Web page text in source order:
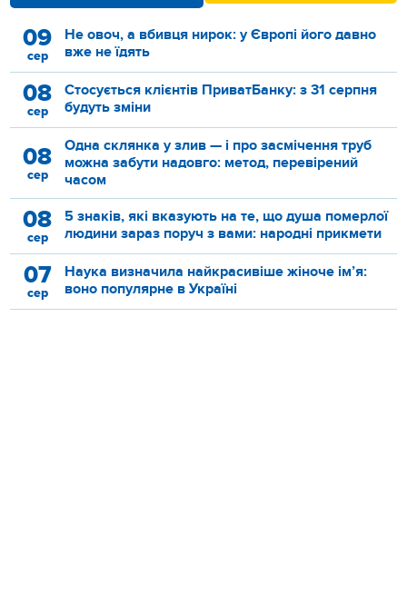
09
сер
Не овоч, а вбивця нирок: у Європі його давно
вже не їдять
08
сер
Стосується клієнтів ПриватБанку: з 31 серпня
будуть зміни
08
сер
Одна склянка у злив — і про засмічення труб
можна забути надовго: метод, перевірений
часом
08
сер
5 знаків, які вказують на те, що душа померлої
людини зараз поруч з вами: народні прикмети
07
сер
Наука визначила найкрасивіше жіноче ім’я:
воно популярне в Україні